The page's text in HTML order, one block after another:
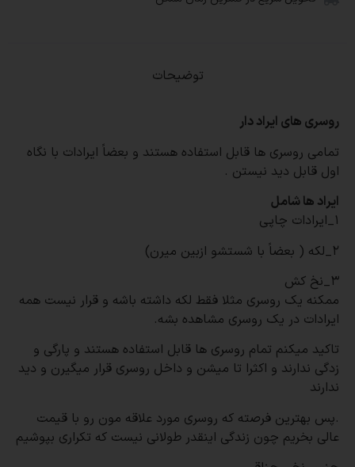
توضیحات
روسری های ایراد دار
تمامی روسری ها قابل استفاده هستند و بعضاً ایرادات با نگاه
اول قابل دید نیستن .
ایراد ها شامل
۱_ایرادات چاپی
۲_لکه ( بعضاً با شستشو ازبین میرن)
۳_نخ کش
ممکنه یک روسری مثلا فقط لکه داشته باشه و قرار نیست همه
ایرادات در یک روسری مشاهده بشه.
تاکید میکنم تمام روسری ها قابل استفاده هستند و پارگی و
زدگی ندارند و اکثرا تا میشن و داخل روسری قرار میگیرن و دید
ندارند
.پس بهترین فرصته که روسری مورد علاقه مون رو با قیمت
عالی بخریم چون زندگی اینقدر طولانی نیست که تکراری بپوشیم